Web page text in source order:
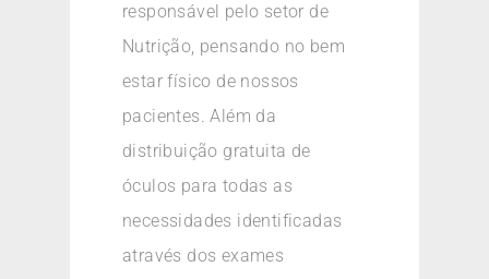
responsável pelo setor de
Nutrição, pensando no bem
estar físico de nossos
pacientes. Além da
distribuição gratuita de
óculos para todas as
necessidades identificadas
através dos exames